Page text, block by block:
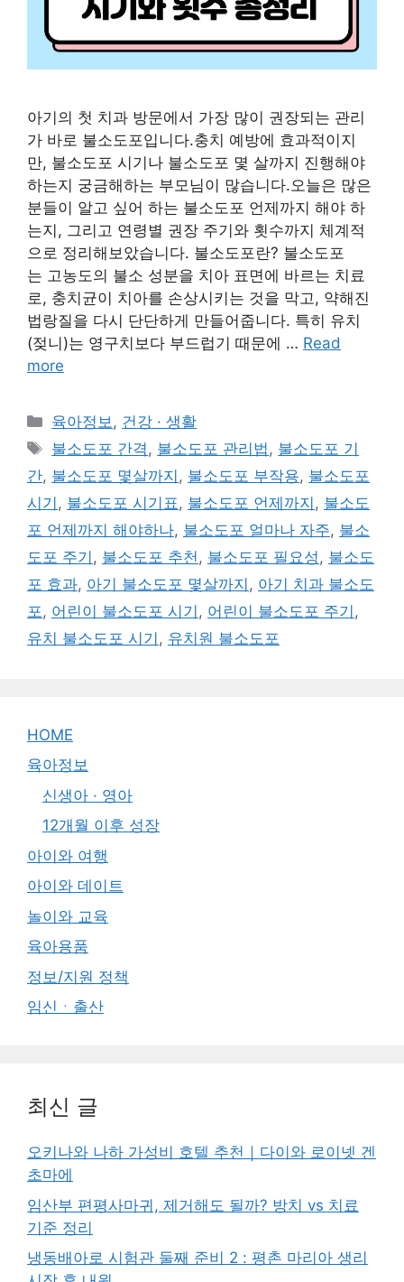
아기의 첫 치과 방문에서 가장 많이 권장되는 관리
가 바로 불소도포입니다.충치 예방에 효과적이지
만, 불소도포 시기나 불소도포 몇 살까지 진행해야
하는지 궁금해하는 부모님이 많습니다.오늘은 많은
분들이 알고 싶어 하는 불소도포 언제까지 해야 하
는지, 그리고 연령별 권장 주기와 횟수까지 체계적
으로 정리해보았습니다. 불소도포란? 불소도포
는 고농도의 불소 성분을 치아 표면에 바르는 치료
로, 충치균이 치아를 손상시키는 것을 막고, 약해진
법랑질을 다시 단단하게 만들어줍니다. 특히 유치
(젖니)는 영구치보다 부드럽기 때문에 … Read
more
Categories
육아정보 , 건강 · 생활
Tags
불소도포 간격 , 불소도포 관리법 , 불소도포 기
간, 불소도포 몇살까지 , 불소도포 부작용, 불소도포
시기 , 불소도포 시기표 , 불소도포 언제까지 , 불소도
포 언제까지 해야하나, 불소도포 얼마나 자주, 불소
도포 주기 , 불소도포 추천 , 불소도포 필요성 , 불소도
포 효과, 아기 불소도포 몇살까지 , 아기 치과 불소도
포 , 어린이 불소도포 시기 , 어린이 불소도포 주기 ,
유치 불소도포 시기 , 유치원 불소도포
HOME
육아정보
신생아 · 영아
12개월 이후 성장
아이와 여행
아이와 데이트
놀이와 교육
육아용품
정보/지원 정책
임신ㆍ출산
최신 글
오키나와 나하 가성비 호텔 추천｜다이와 로이넷 겐
초마에
임산부 편평사마귀, 제거해도 될까? 방치 vs 치료
기준 정리
냉동배아로 시험관 둘째 준비 2 : 평촌 마리아 생리